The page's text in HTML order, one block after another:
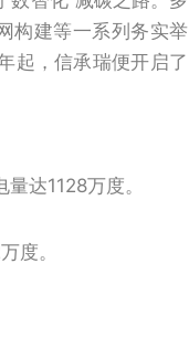
构建等一系列务实举
起，信承瑞便开启了
达1128万度。
度。